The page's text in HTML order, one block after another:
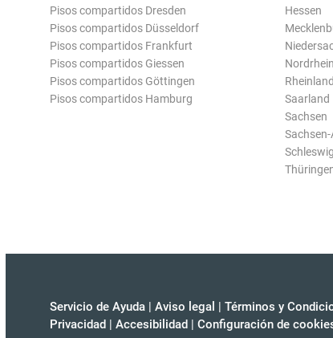
Pisos compartidos Dresden
Pisos compartidos Düsseldorf
Pisos compartidos Frankfurt
Pisos compartidos Giessen
Pisos compartidos Göttingen
Pisos compartidos Hamburg
Hessen
Saarland
Sachsen
Servicio de Ayuda | Aviso legal | Términos y
Privacidad | Accesibilidad | Configuración de